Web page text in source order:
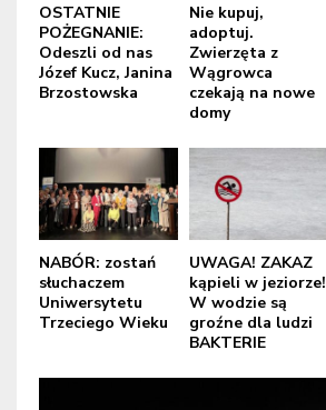
OSTATNIE
POŻEGNANIE:
Odeszli od nas
Józef Kucz, Janina
Brzostowska
Nie kupuj,
adoptuj.
Zwierzęta z
Wągrowca
czekają na nowe
domy
NABÓR: zostań
słuchaczem
Uniwersytetu
Trzeciego Wieku
UWAGA! ZAKAZ
kąpieli w jeziorze!
W wodzie są
groźne dla ludzi
BAKTERIE